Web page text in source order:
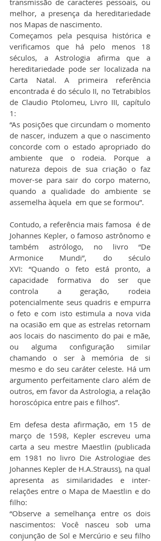
transmissão de caracteres pessoais, ou
melhor, a presença da hereditariedade
nos Mapas de nascimento.
Começamos pela pesquisa histórica e
verificamos que há pelo menos 18
séculos, a Astrologia afirma que a
hereditariedade pode ser localizada na
Carta Natal. A primeira referência
encontrada é do século II, no Tetrabiblos
de Claudio Ptolomeu, Livro III, capítulo
1:
“As posições que circundam o momento
de nascer, induzem a que o nascimento
concorde com o estado apropriado do
ambiente que o rodeia. Porque a
natureza depois de sua criação o faz
mover-se para sair do corpo materno,
quando a qualidade do ambiente se
assemelha àquela  em que se formou”.
Contudo, a referência mais famosa  é de
Johannes Kepler, o famoso astrônomo e
também astrólogo, no livro “De
Armonice Mundi”, do século
XVI: “Quando o feto está pronto, a
capacidade formativa do ser que
controla a geração, rodeia
potencialmente seus quadris e empurra
o feto e com isto estimula a nova vida
na ocasião em que as estrelas retornam
aos locais do nascimento do pai e mãe,
ou alguma configuração similar
chamando o ser à memória de si
mesmo e do seu caráter celeste. Há um
argumento perfeitamente claro além de
outros, em favor da Astrologia, a relação
horoscópica entre pais e filhos”.
Em defesa desta afirmação, em 15 de
março de 1598, Kepler escreveu uma
carta a seu mestre Maestlin (publicada
em 1981 no livro Die Astrologiae des
Johannes Kepler de H.A.Strauss), na qual
apresenta as similaridades e inter-
relações entre o Mapa de Maestlin e do
filho:
“Observe a semelhança entre os dois
nascimentos: Você nasceu sob uma
conjunção de Sol e Mercúrio e seu filho